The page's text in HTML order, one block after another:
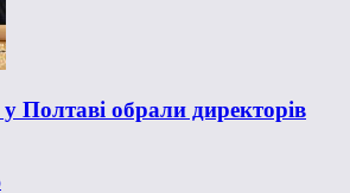
у Полтаві обрали директорів